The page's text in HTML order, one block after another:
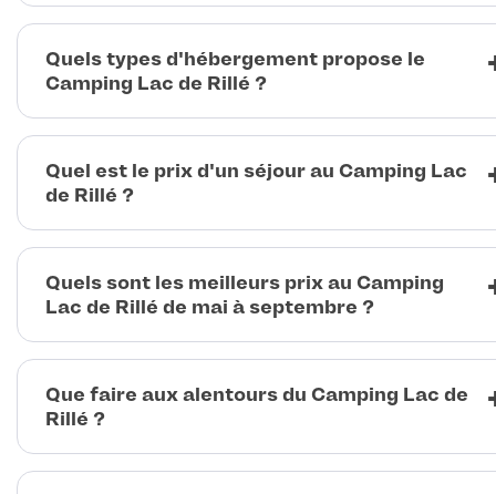
Quels types d'hébergement propose le
Camping Lac de Rillé ?
Quel est le prix d'un séjour au Camping Lac
de Rillé ?
Quels sont les meilleurs prix au Camping
Lac de Rillé de mai à septembre ?
Que faire aux alentours du Camping Lac de
Rillé ?